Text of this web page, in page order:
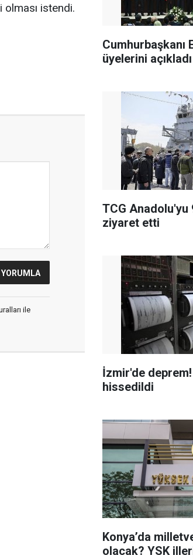
istendi.
ile
Cumhurbaşkanı
üyelerini açıkladı
TCG Anadolu'yu
ziyaret etti
İzmir'de
hissedildi
Konya’da
olacak? YSK illerin milletvekili